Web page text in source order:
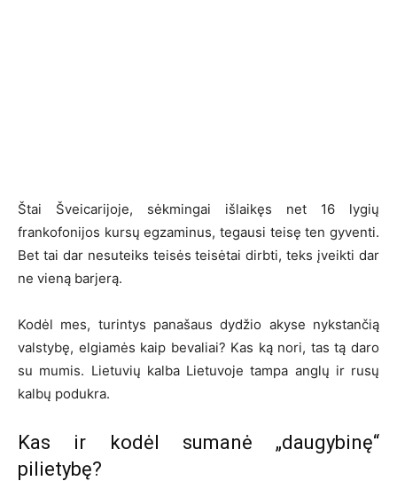
Štai Šveicarijoje, sėkmingai išlaikęs net 16 lygių
frankofonijos kursų egzaminus, tegausi teisę ten gyventi.
Bet tai dar nesuteiks teisės teisėtai dirbti, teks įveikti dar
ne vieną barjerą.
Kodėl mes, turintys panašaus dydžio akyse nykstančią
valstybę, elgiamės kaip bevaliai? Kas ką nori, tas tą daro
su mumis. Lietuvių kalba Lietuvoje tampa anglų ir rusų
kalbų podukra.
Kas ir kodėl sumanė „daugybinę“
pilietybę?